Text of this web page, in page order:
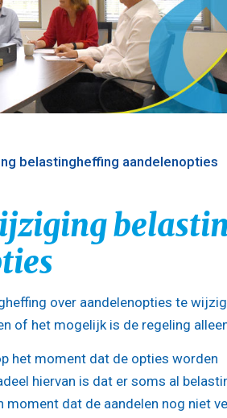
belastingheffing aandelenopties
over aandelenopties te
of het mogelijk is de regeling
het moment dat de opties worden
hiervan is dat er soms al
moment dat de aandelen nog niet